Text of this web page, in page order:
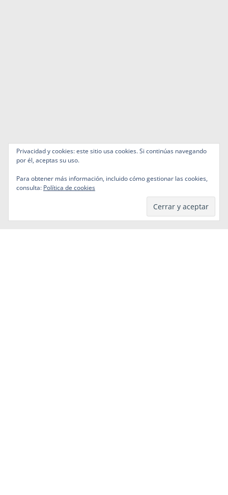
Privacidad y cookies: este sitio usa cookies. Si continúas navegando
por él, aceptas su uso.
Para obtener más información, incluido cómo gestionar las cookies,
consulta: Política de cookies